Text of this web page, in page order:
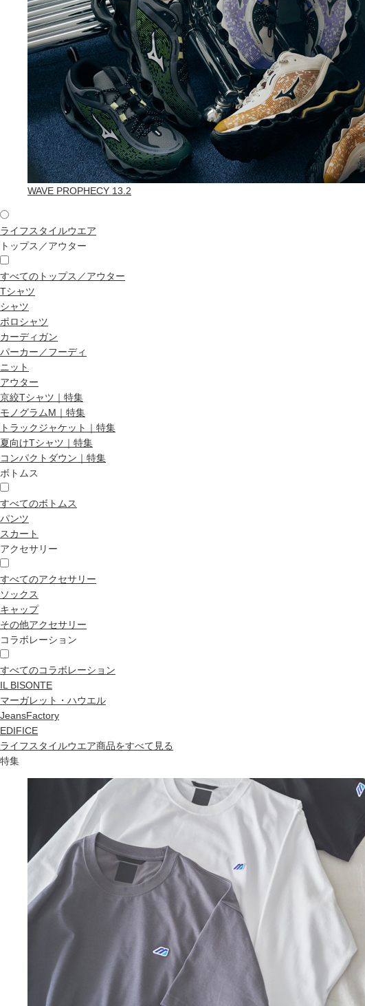
WAVE PROPHECY 13.2
ライフスタイルウエア
トップス／アウター
すべてのトップス／アウター
Tシャツ
シャツ
ポロシャツ
カーディガン
パーカー／フーディ
ニット
アウター
京絞Tシャツ｜特集
モノグラムM｜特集
トラックジャケット｜特集
夏向けTシャツ｜特集
コンパクトダウン｜特集
ボトムス
すべてのボトムス
パンツ
スカート
アクセサリー
すべてのアクセサリー
ソックス
キャップ
その他アクセサリー
コラボレーション
すべてのコラボレーション
IL BISONTE
マーガレット・ハウエル
JeansFactory
EDIFICE
ライフスタイルウエア商品をすべて見る
特集